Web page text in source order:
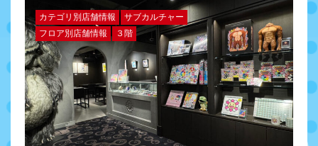
カテゴリ別店舗情報
サブカルチャー
フロア別店舗情報
３階